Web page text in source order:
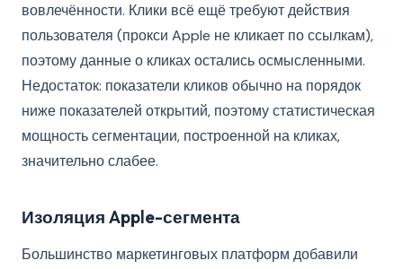
вовлечённости. Клики всё ещё требуют действия
пользователя (прокси Apple не кликает по ссылкам),
поэтому данные о кликах остались осмысленными.
Недостаток: показатели кликов обычно на порядок
ниже показателей открытий, поэтому статистическая
мощность сегментации, построенной на кликах,
значительно слабее.
Изоляция Apple-сегмента
Большинство маркетинговых платформ добавили